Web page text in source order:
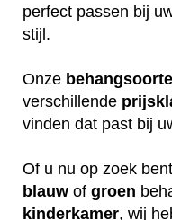
perfect passen bij
stijl.
Onze
verschillende
vinden dat past bij
Of u nu op zoek
blauw of groen
kinderkamer, wij